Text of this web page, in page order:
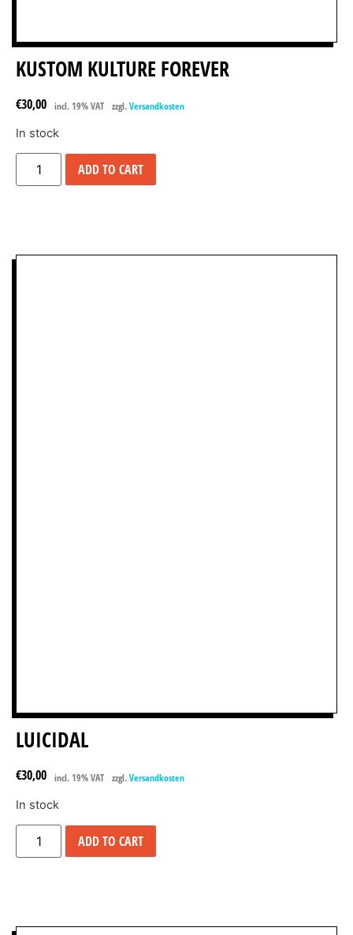
KUSTOM KULTURE FOREVER
€30,00 incl. 19% VAT zzgl. Versandkosten
In stock
ADD TO CART
LUICIDAL
€30,00 incl. 19% VAT zzgl. Versandkosten
In stock
ADD TO CART